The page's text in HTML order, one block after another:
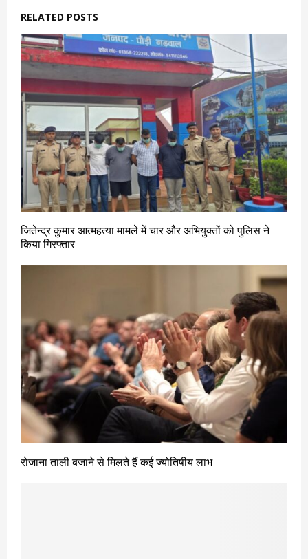
RELATED POSTS
जितेन्द्र कुमार आत्महत्या मामले में चार और अभियुक्तों को पुलिस ने
किया गिरफ्तार
रोजाना ताली बजाने से मिलते हैं कई ज्योतिषीय लाभ